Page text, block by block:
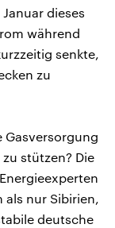
dieses
während
senkte,
zu
Gasversorgung
stützen? Die
als nur Sibirien,
deutsche